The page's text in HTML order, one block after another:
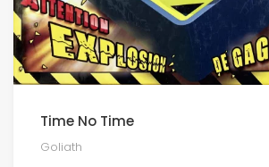
Time No Time
Goliath